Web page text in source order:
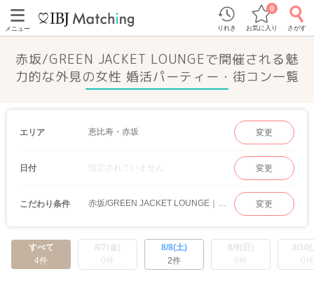
メニュー りれき お気に入り
0
さがす
赤坂/GREEN JACKET LOUNGEで開催される魅
力的な外見の女性 婚活パーティー・街コン一覧
エリア 恵比寿・赤坂 変更
日付 指定されていません 変更
こだわり条件 赤坂/GREEN JACKET LOUNGE｜魅力的な外見の女性 変更
すべて
4件
8/7(金)
0件
8/8(土)
2件
8/9(日)
0件
8/10(
0件